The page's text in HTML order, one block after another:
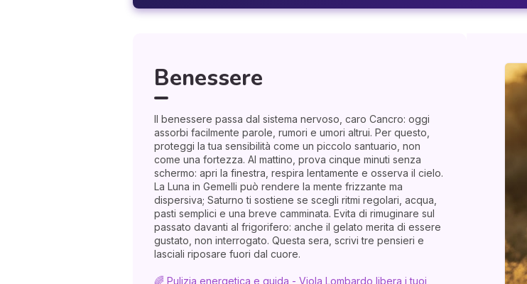
Benessere
Il benessere passa dal sistema nervoso, caro Cancro: oggi
assorbi facilmente parole, rumori e umori altrui. Per questo,
proteggi la tua sensibilità come un piccolo santuario, non
come una fortezza. Al mattino, prova cinque minuti senza
schermo: apri la finestra, respira lentamente e osserva il cielo.
La Luna in Gemelli può rendere la mente frizzante ma
dispersiva; Saturno ti sostiene se scegli ritmi regolari, acqua,
pasti semplici e una breve camminata. Evita di rimuginare sul
passato davanti al frigorifero: anche il gelato merita di essere
gustato, non interrogato. Questa sera, scrivi tre pensieri e
lasciali riposare fuori dal cuore.
🌈 Pulizia energetica e guida - Viola Lombardo libera i tuoi